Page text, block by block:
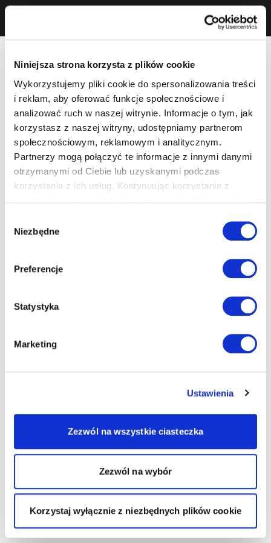
Niniejsza strona korzysta z plików cookie
Wykorzystujemy pliki cookie do spersonalizowania treści
i reklam, aby oferować funkcje społecznościowe i
analizować ruch w naszej witrynie. Informacje o tym, jak
korzystasz z naszej witryny, udostępniamy partnerom
społecznościowym, reklamowym i analitycznym.
Partnerzy mogą połączyć te informacje z innymi danymi
otrzymanymi od Ciebie lub uzyskanymi podczas
korzystania z ich usług. Kontynuując korzystanie z
zgody
Niezbędne
Preferencje
Statystyka
Marketing
Ustawienia
Zezwól na wszystkie ciasteczka
Zezwól na wybór
Korzystaj wyłącznie z niezbędnych plików cookie